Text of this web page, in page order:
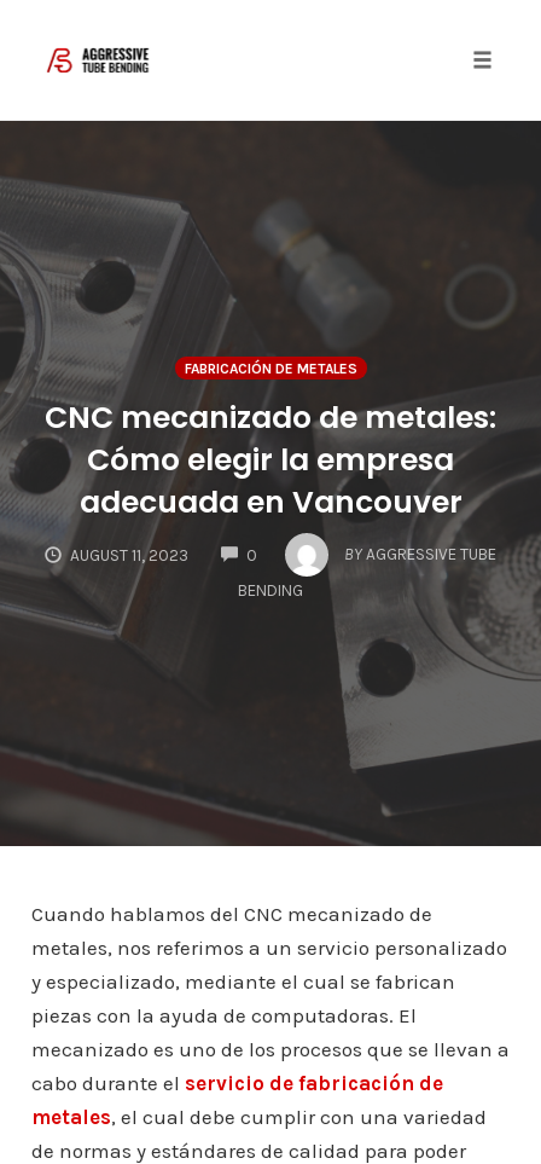
content
FABRICACIÓN DE METALES
CNC mecanizado de metales:
Cómo elegir la empresa
adecuada en Vancouver
AUGUST 11, 2023 0
COMMENTS
BY AGGRESSIVE TUBE
BENDING
Cuando hablamos del CNC mecanizado de
metales, nos referimos a un servicio personalizado
y especializado, mediante el cual se fabrican
piezas con la ayuda de computadoras. El
mecanizado es uno de los procesos que se llevan a
cabo durante el servicio de fabricación de
metales, el cual debe cumplir con una variedad
de normas y estándares de calidad para poder